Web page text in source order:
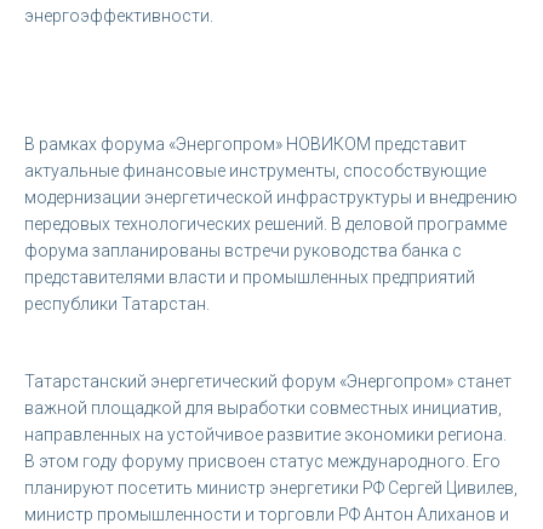
энергоэффективности.
В рамках форума «Энергопром» НОВИКОМ представит
актуальные финансовые инструменты, способствующие
модернизации энергетической инфраструктуры и внедрению
передовых технологических решений. В деловой программе
форума запланированы встречи руководства банка с
представителями власти и промышленных предприятий
республики Татарстан.
Татарстанский энергетический форум «Энергопром» станет
важной площадкой для выработки совместных инициатив,
направленных на устойчивое развитие экономики региона.
В этом году форуму присвоен статус международного. Его
планируют посетить министр энергетики РФ Сергей Цивилев,
министр промышленности и торговли РФ Антон Алиханов и